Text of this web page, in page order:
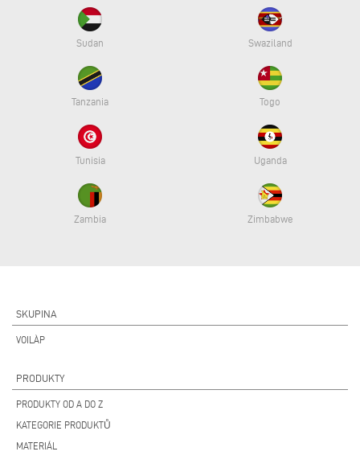
Sudan Swaziland
Tanzania Togo
Tunisia Uganda
Zambia Zimbabwe
SKUPINA
VOILÀP
PRODUKTY
PRODUKTY OD A DO Z
KATEGORIE PRODUKTŮ
MATERIÁL